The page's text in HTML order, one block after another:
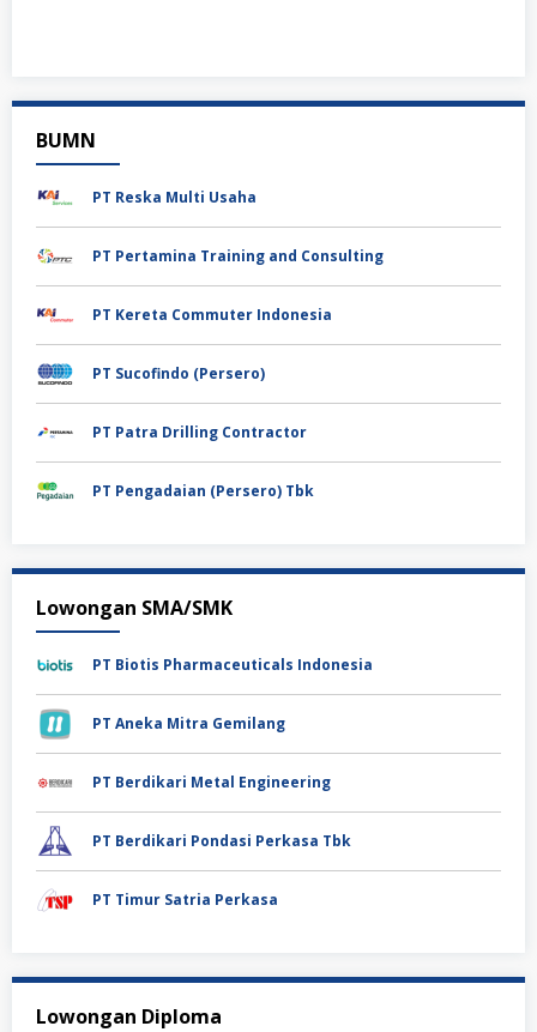
BUMN
PT Reska Multi Usaha
PT Pertamina Training and Consulting
PT Kereta Commuter Indonesia
PT Sucofindo (Persero)
PT Patra Drilling Contractor
PT Pengadaian (Persero) Tbk
Lowongan SMA/SMK
PT Biotis Pharmaceuticals Indonesia
PT Aneka Mitra Gemilang
PT Berdikari Metal Engineering
PT Berdikari Pondasi Perkasa Tbk
PT Timur Satria Perkasa
Lowongan Diploma